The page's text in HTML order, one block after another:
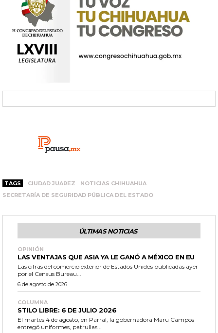
TAGS CIUDAD JUAREZ
NOTICIAS CHIHUAHUA
SECRETARÍA DE SEGURIDAD PÚBLICA DEL ESTADO
ÚLTIMAS NOTICIAS
OPINIÓN
LAS VENTAJAS QUE ASIA YA LE GANÓ A MÉXICO EN EU
Las cifras del comercio exterior de Estados Unidos publicadas ayer
por el Census Bureau...
6 de agosto de 2026
COLUMNA
STILO LIBRE: 6 DE JULIO 2026
El martes 4 de agosto, en Parral, la gobernadora Maru Campos
entregó uniformes, patrullas...